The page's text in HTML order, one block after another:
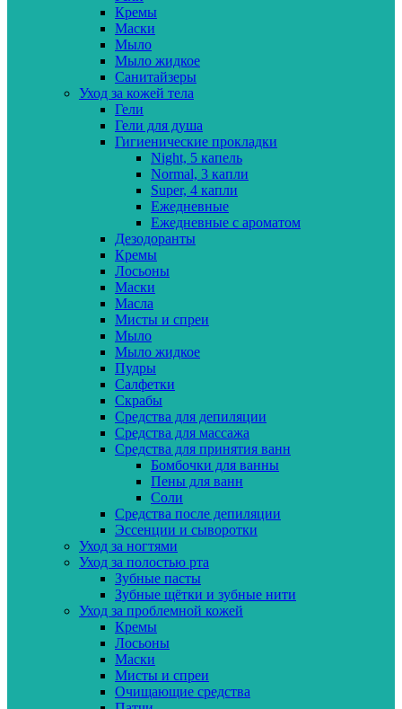
Кремы
Маски
Мыло
Мыло жидкое
Санитайзеры
Уход за кожей тела
Гели
Гели для душа
Гигиенические прокладки
Night, 5 капель
Normal, 3 капли
Super, 4 капли
Ежедневные
Ежедневные с ароматом
Дезодоранты
Кремы
Лосьоны
Маски
Масла
Мисты и спреи
Мыло
Мыло жидкое
Пудры
Салфетки
Скрабы
Средства для депиляции
Средства для массажа
Средства для принятия ванн
Бомбочки для ванны
Пены для ванн
Соли
Средства после депиляции
Эссенции и сыворотки
Уход за ногтями
Уход за полостью рта
Зубные пасты
Зубные щётки и зубные нити
Уход за проблемной кожей
Кремы
Лосьоны
Маски
Мисты и спреи
Очищающие средства